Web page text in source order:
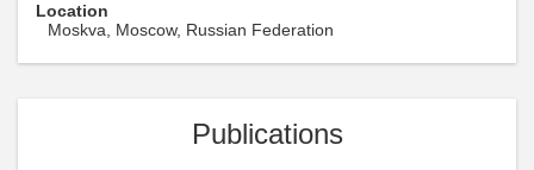
Location
Moskva, Moscow, Russian Federation
Publications